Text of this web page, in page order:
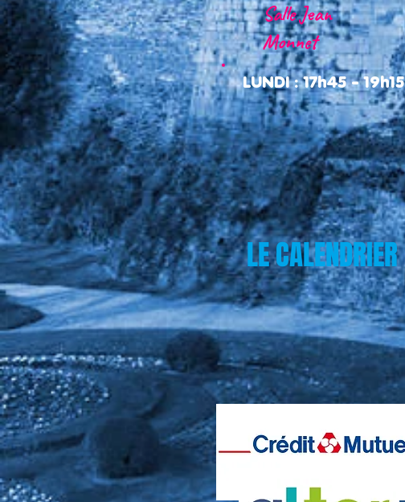
Salle Jean
Monnet
LUNDI : 17h45 - 19h15
LE CALENDRIER